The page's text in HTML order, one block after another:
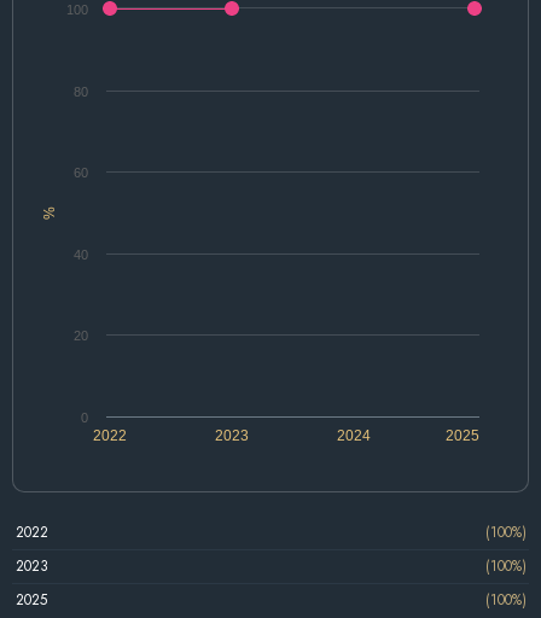
%
2022 2024
2023 2025
0
20
40
60
80
100
2022
(100%)
2023
(100%)
2025
(100%)